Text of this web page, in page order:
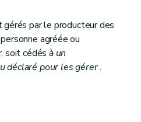
par le producteur des
agréée ou
soit cédés à un
déclaré pour les gérer.